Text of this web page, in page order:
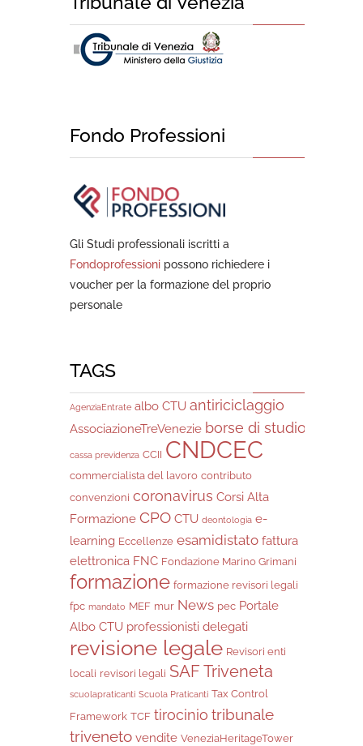
Fondo Professioni
Gli Studi professionali iscritti a
Fondoprofessioni possono richiedere i
voucher per la formazione del proprio
personale
TAGS
AgenziaEntrate albo CTU antiriciclaggio
AssociazioneTreVenezie borse di studio
cassa previdenza CCII CNDCEC
commercialista del lavoro contributo
convenzioni coronavirus Corsi Alta
Formazione CPO CTU deontologia e-
learning Eccellenze esamidistato fattura
elettronica FNC Fondazione Marino Grimani
formazione formazione revisori legali
fpc mandato MEF mur News pec Portale
Albo CTU professionisti delegati
revisione legale Revisori enti
locali revisori legali SAF Triveneta
scuolapraticanti Scuola Praticanti Tax Control
Framework TCF tirocinio tribunale
triveneto vendite VeneziaHeritageTower